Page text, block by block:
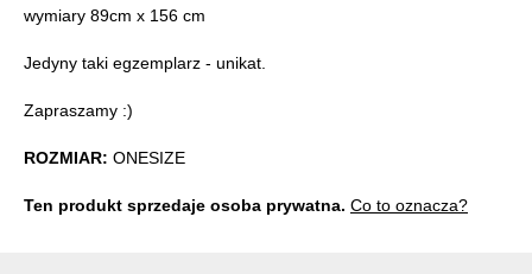
wymiary 89cm x 156 cm
Jedyny taki egzemplarz - unikat.
Zapraszamy :)
ROZMIAR: ONESIZE
Ten produkt sprzedaje osoba prywatna. Co to oznacza?